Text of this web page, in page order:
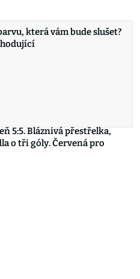
která vám bude slušet?
5:5. Bláznivá přestřelka,
o tři góly. Červená pro